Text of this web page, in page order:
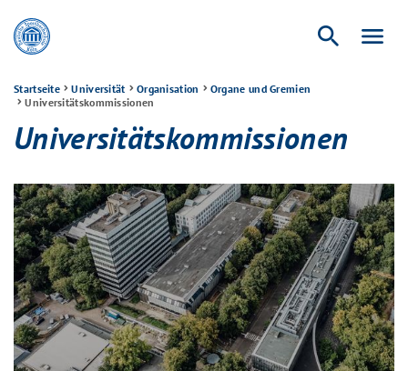
search menu
Startseite Universität Organisation
Organe und Gremien
Universitätskommissionen
Universitätskommissionen